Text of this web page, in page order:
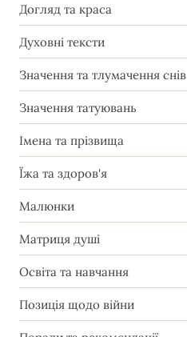
Догляд та краса
Духовні тексти
Значення та тлумачення снів
Значення татуювань
Імена та прізвища
Їжа та здоров'я
Малюнки
Матриця душі
Освіта та навчання
Позиція щодо війни